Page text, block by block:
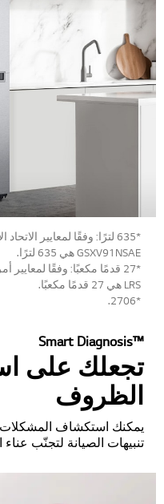
GSXV91NSAE هي 635 لترًا.
LRS هي 27 قدمًا مكعبًا.
*2706.
Smart Diagnosis™‎
تجعلك على
الظروف
يمكنك استكشاف المشكلات
تنبيهات الصيانة لتجنّب